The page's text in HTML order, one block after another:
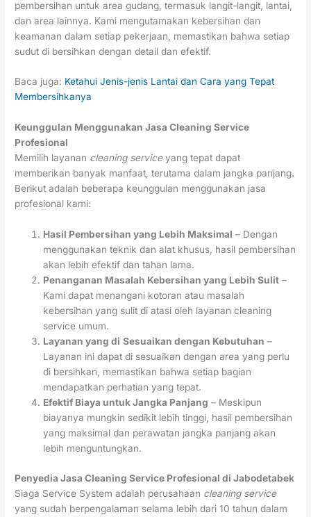
pembersihan untuk area gudang, termasuk langit-langit, lantai,
dan area lainnya. Kami mengutamakan kebersihan dan
keamanan dalam setiap pekerjaan, memastikan bahwa setiap
sudut di bersihkan dengan detail dan efektif.
Baca juga: Ketahui Jenis-jenis Lantai dan Cara yang Tepat
Membersihkanya
Keunggulan Menggunakan Jasa Cleaning Service
Profesional
Memilih layanan cleaning serviceyang tepat dapat
memberikan banyak manfaat, terutama dalam jangka panjang.
Berikut adalah beberapa keunggulan menggunakan jasa
profesional kami:
Hasil Pembersihan yang Lebih Maksimal – Dengan
menggunakan teknik dan alat khusus, hasil pembersihan
akan lebih efektif dan tahan lama.
Penanganan Masalah Kebersihan yang Lebih Sulit –
Kami dapat menangani kotoran atau masalah
kebersihan yang sulit di atasi oleh layanan cleaning
service umum.
Layanan yang di Sesuaikan dengan Kebutuhan –
Layanan ini dapat di sesuaikan dengan area yang perlu
di bersihkan, memastikan bahwa setiap bagian
mendapatkan perhatian yang tepat.
Efektif Biaya untuk Jangka Panjang – Meskipun
biayanya mungkin sedikit lebih tinggi, hasil pembersihan
yang maksimal dan perawatan jangka panjang akan
lebih menguntungkan.
Penyedia Jasa Cleaning Service Profesional di Jabodetabek
Siaga Service System adalah perusahaan cleaning service
yang sudah berpengalaman selama lebih dari 10 tahun dalam